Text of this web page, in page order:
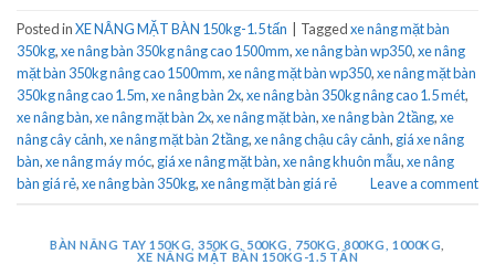
Posted inXE NÂNG MẶT BÀN 150kg-1.5 tấn Taggedxe nâng mặt bàn
350kg,xe nâng bàn 350kg nâng cao 1500mm,xe nâng bàn wp350,xe nâng
mặt bàn 350kg nâng cao 1500mm,xe nâng mặt bàn wp350,xe nâng mặt bàn
350kg nâng cao 1.5m,xe nâng bàn 2x,xe nâng bàn 350kg nâng cao 1.5 mét,
xe nâng bàn,xe nâng mặt bàn 2x,xe nâng mặt bàn,xe nâng bàn 2 tầng,xe
nâng cây cảnh,xe nâng mặt bàn 2 tầng,xe nâng chậu cây cảnh, giá xe nâng
bàn,xe nâng máy móc, giá xe nâng mặt bàn,xe nâng khuôn mẫu,xe nâng
bàn giá rẻ,xe nâng bàn 350kg,xe nâng mặt bàn giá rẻ Leave a comment
BÀN NÂNG TAY 150KG, 350KG, 500KG, 750KG, 800KG, 1000KG
XE NÂNG MẶT BÀN 150KG-1.5 TẤN